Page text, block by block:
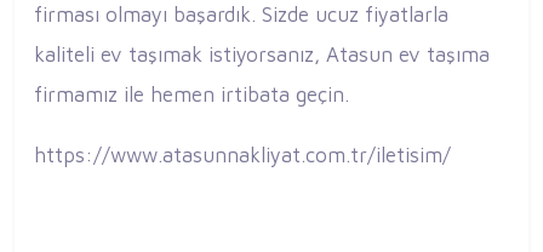
firması olmayı başardık. Sizde ucuz fiyatlarla
kaliteli ev taşımak istiyorsanız, Atasun ev taşıma
firmamız ile hemen irtibata geçin.
https://www.atasunnakliyat.com.tr/iletisim/